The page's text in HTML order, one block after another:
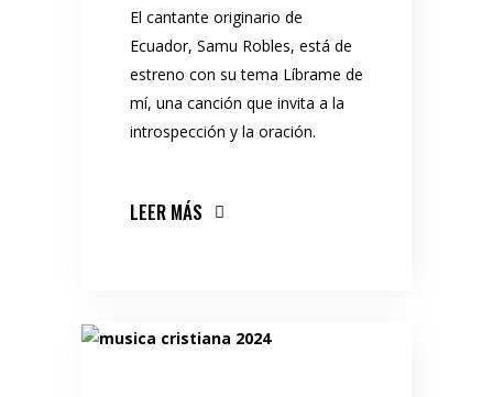
El cantante originario de
Ecuador, Samu Robles, está de
estreno con su tema Líbrame de
mí, una canción que invita a la
introspección y la oración.
LEER MÁS